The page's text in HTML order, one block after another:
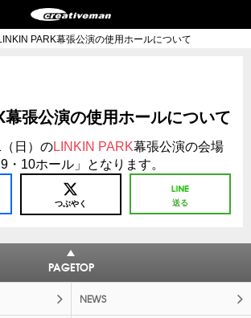
PARK幕張公演の使用ホールについて
幕張公演の使用ホールについて
日）のLINKIN PARK幕張公演の会場
・10ホール」となります。
つぶやく 送る
PAGETOP
NEWS